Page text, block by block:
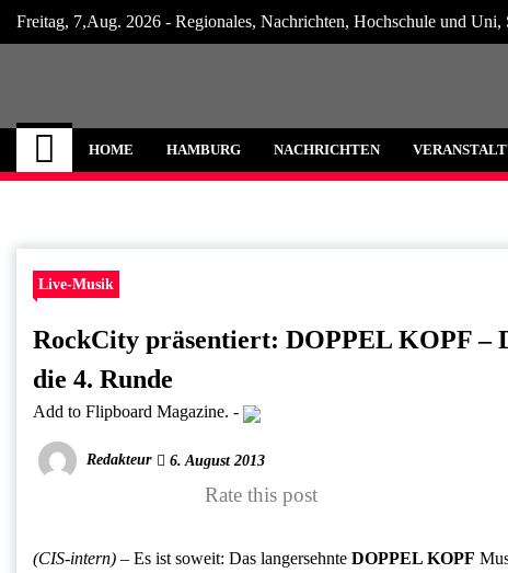
Skip
Freitag, 7,Aug. 2026 - Regionales, Nachrichten, Hochschule und Uni,
Hamburg Internet
Neuigkeiten und Nachrichten aus Hamburg
HOME HAMBURG NACHRICHTEN
Live-Musik
RockCity präsentiert: DOPPEL KOPF –
die 4. Runde
Add to Flipboard Magazine. -
Redakteur 6. August 2013
Rate this post
(CIS-intern) – Es ist soweit: Das langersehnte DOPPEL KOPF